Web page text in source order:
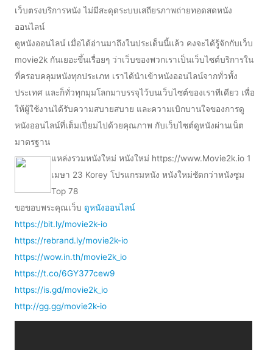
เว็บตรงบริการหนัง ไม่มีสะดุดระบบเสถียรภาพถ่ายทอดสดหนัง
ออนไลน์
ดูหนังออนไลน์ เมื่อได้อ่านมาถึงในประเด็นนี้แล้ว คงจะได้รู้จักกับเว็บ
movie2k กันเยอะขึ้นเรื่อยๆ ว่าเว็บของพวกเราเป็นเว็บไซต์บริการใน
ที่ครอบคลุมหนังทุกประเภท เราได้นำเข้าหนังออนไลน์จากทั่วทั้ง
ประเทศ และก็ทั่วทุกมุมโลกมาบรรจุไว้บนเว็บไซต์ของเราทีเดียว เพื่อ
ให้ผู้ใช้งานได้รับความสบายสบาย และความเบิกบานใจของการดู
หนังออนไลน์ที่เต็มเปี่ยมไปด้วยคุณภาพ กับเว็บไซต์ดูหนังผ่านเน็ต
มาตรฐาน
แหล่งรวมหนังใหม่ หนังใหม่ https://www.Movie2k.io 1
เมษา 23 Korey โปรแกรมหนัง หนังใหม่ชัดกว่าหนังซูม
Top 78
ขอขอบพระคุณเว็บ ดูหนังออนไลน์
https://bit.ly/movie2k-io
https://rebrand.ly/movie2k-io
https://wow.in.th/movie2k_io
https://t.co/6GY377cew9
https://is.gd/movie2k_io
http://gg.gg/movie2k-io